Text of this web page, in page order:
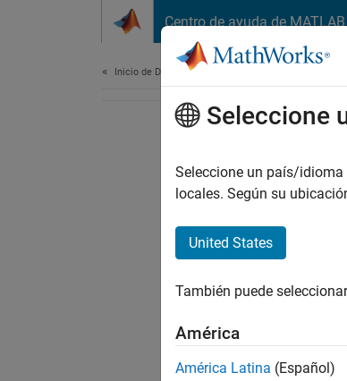
Centro de ayuda de MATLAB
Inicio de Documentación
Seleccione
Seleccione un país/idioma
locales. Según su
United States
También puede
América
América Latina (Español)